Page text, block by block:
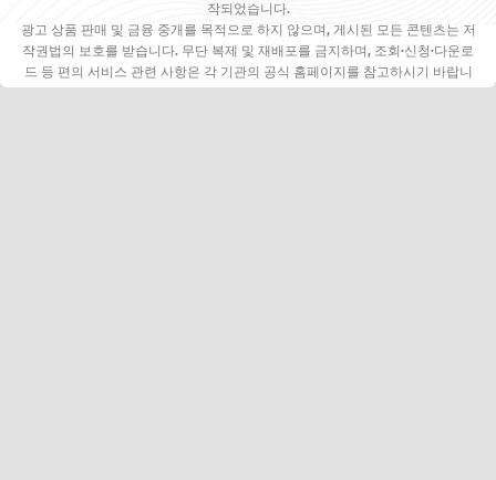
작되었습니다.
광고 상품 판매 및 금융 중개를 목적으로 하지 않으며, 게시된 모든 콘텐츠는 저
작권법의 보호를 받습니다. 무단 복제 및 재배포를 금지하며, 조회·신청·다운로
드 등 편의 서비스 관련 사항은 각 기관의 공식 홈페이지를 참고하시기 바랍니